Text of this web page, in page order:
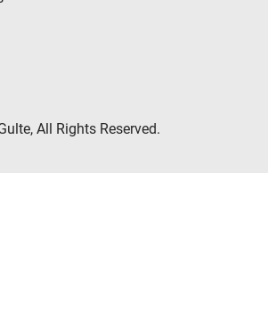
All Rights Reserved.